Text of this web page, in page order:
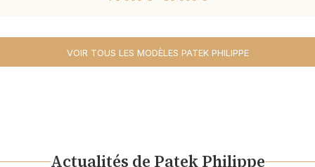
VOIR TOUS LES MODÈLES PATEK PHILIPPE
Actualités de Patek Philippe